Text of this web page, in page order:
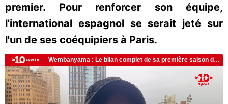
premier. Pour renforcer son équipe,
l'international espagnol se serait jeté sur
l'un de ses coéquipiers à Paris.